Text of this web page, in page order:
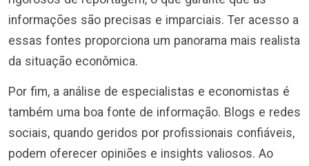
informações são precisas e imparciais. Ter acesso a
essas fontes proporciona um panorama mais realista
da situação econômica.
Por fim, a análise de especialistas e economistas é
também uma boa fonte de informação. Blogs e redes
sociais, quando geridos por profissionais confiáveis,
podem oferecer opiniões e insights valiosos. Ao